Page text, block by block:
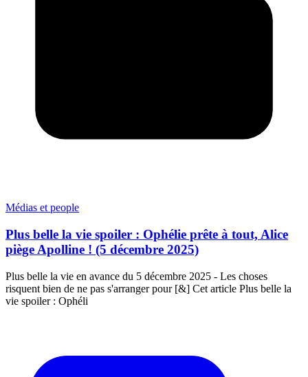
Médias et people
Plus belle la vie spoiler : Ophélie prête à tout, Alice
piège Apolline ! (5 décembre 2025)
Plus belle la vie en avance du 5 décembre 2025 - Les choses
risquent bien de ne pas s'arranger pour [&] Cet article Plus belle la
vie spoiler : Ophéli